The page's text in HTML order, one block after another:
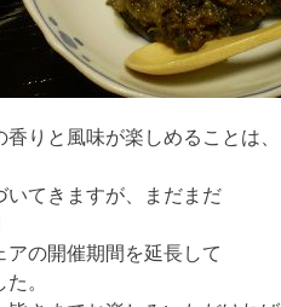
りと風味が楽しめることは、
いてきますが、まだまだ
の開催期間を延長して
。